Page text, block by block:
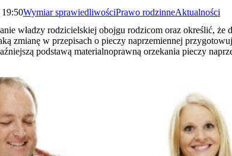
Wymiar sprawiedliwościPrawo rodzinneAktualności
władzy rodzicielskiej obojgu rodzicom oraz określić, że
zmianę w przepisach o pieczy naprzemiennej
podstawą materialnoprawną orzekania pieczy